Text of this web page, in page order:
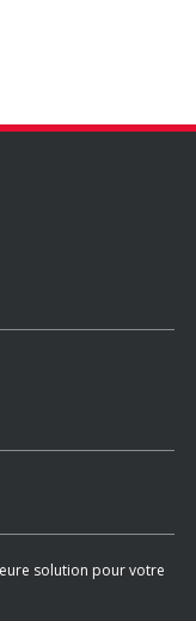
solution pour votre